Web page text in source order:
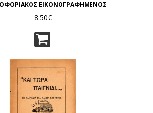
ΕΙΚΟΝΟΓΡΑΦΗΜΕΝΟΣ
8.50€